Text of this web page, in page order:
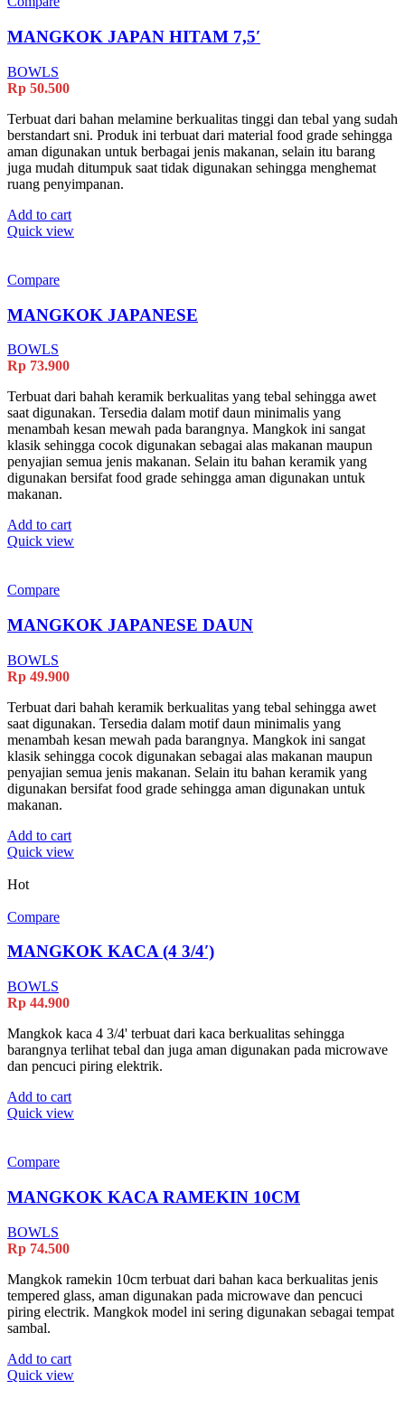
MANGKOK JAPAN HITAM 7,5′
BOWLS
Rp 50.500
Terbuat dari bahan melamine berkualitas tinggi dan tebal yang sudah
berstandart sni. Produk ini terbuat dari material food grade sehingga
aman digunakan untuk berbagai jenis makanan, selain itu barang
juga mudah ditumpuk saat tidak digunakan sehingga menghemat
ruang penyimpanan.
Add to cart
Quick view
Compare
MANGKOK JAPANESE
BOWLS
Rp 73.900
Terbuat dari bahah keramik berkualitas yang tebal sehingga awet
saat digunakan. Tersedia dalam motif daun minimalis yang
menambah kesan mewah pada barangnya. Mangkok ini sangat
klasik sehingga cocok digunakan sebagai alas makanan maupun
penyajian semua jenis makanan. Selain itu bahan keramik yang
digunakan bersifat food grade sehingga aman digunakan untuk
makanan.
Add to cart
Quick view
Compare
MANGKOK JAPANESE DAUN
BOWLS
Rp 49.900
Terbuat dari bahah keramik berkualitas yang tebal sehingga awet
saat digunakan. Tersedia dalam motif daun minimalis yang
menambah kesan mewah pada barangnya. Mangkok ini sangat
klasik sehingga cocok digunakan sebagai alas makanan maupun
penyajian semua jenis makanan. Selain itu bahan keramik yang
digunakan bersifat food grade sehingga aman digunakan untuk
makanan.
Add to cart
Quick view
Hot
Compare
MANGKOK KACA (4 3/4′)
BOWLS
Rp 44.900
Mangkok kaca 4 3/4' terbuat dari kaca berkualitas sehingga
barangnya terlihat tebal dan juga aman digunakan pada microwave
dan pencuci piring elektrik.
Add to cart
Quick view
Compare
MANGKOK KACA RAMEKIN 10CM
BOWLS
Rp 74.500
Mangkok ramekin 10cm terbuat dari bahan kaca berkualitas jenis
tempered glass, aman digunakan pada microwave dan pencuci
piring electrik. Mangkok model ini sering digunakan sebagai tempat
sambal.
Add to cart
Quick view